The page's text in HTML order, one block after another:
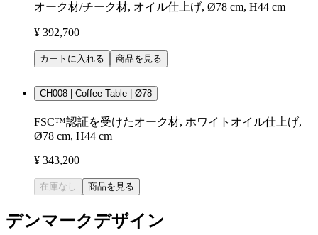
オーク材/チーク材, オイル仕上げ, Ø78 cm, H44 cm
¥ 392,700
カートに入れる 商品を見る
CH008 | Coffee Table | Ø78
FSC™認証を受けたオーク材, ホワイトオイル仕上げ,
Ø78 cm, H44 cm
¥ 343,200
在庫なし 商品を見る
デンマークデザイン